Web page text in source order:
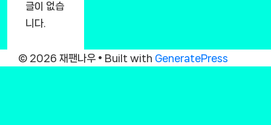
글이 없습
니다.
© 2026 재팬나우 • Built with GeneratePress